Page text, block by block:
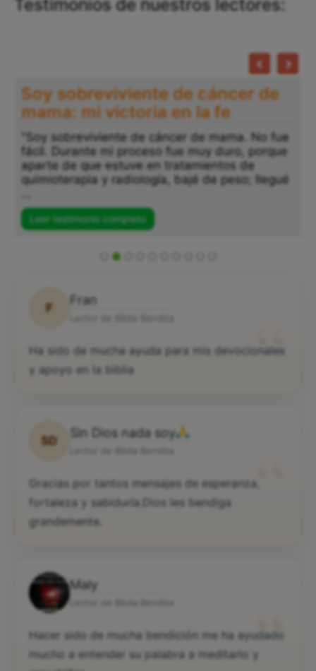
Testimonios de nuestros lectores:
Soy sobreviviente de cáncer de
mama: mi victoria en la fe
"Soy sobreviviente de cáncer de mama. No fue
fácil. Durante mi proceso fue muy duro, porque
aparte de que estuve en tratamientos de
quimioterapia y radiología, bajé de peso; llegué
Leer testimonio completo
F
Fran
“
Ha sido de mucha ayuda para mis devocionales
y apoyo en la biblia
SD
Sin Dios nada soy
“
Gracias por tantos mensajes de esperanza,
fortaleza y sabiduría.Dios les bendiga
grandemente.
Maly
“
Hacer sido de mucha bendición me ha ayudado
mucho a entender su palabra a meditarlo y